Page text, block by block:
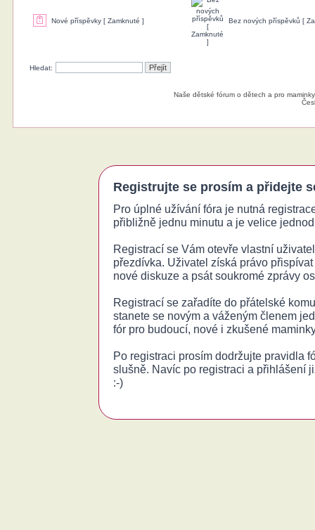
Registrujte se prosím a přidejte
Pro úplné užívání fóra je nutná
přibližně jednu minutu a je velice
Registrací se Vám otevře vlastní
přezdívka. Uživatel získá právo
nové diskuze a psát soukromé zprávy
Registrací se zařadíte do přátelské
stanete se novým a váženým členem
fór pro budoucí, nové i zkušené
Po registraci prosím dodržujte pravidla
slušně. Navíc po registraci a přihlášení
:-)
Nové příspěvky [ Zamknuté ] Bez nových příspěvků [
Hledat:
Naše dětské fórum o dětech a pro